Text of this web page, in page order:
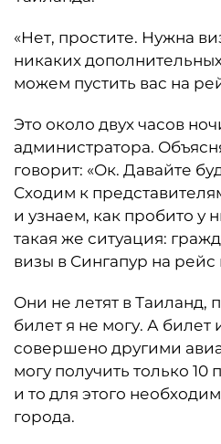
«Нет, простите. Нужна
никаких
можем пустить вас на
Это около двух часов
администратора.
говорит: «Ок. Давайте
Сходим к
и узнаем, как пробито у
такая же ситуация:
визы в Сингапур на рейс
Они не летят в Таиланд,
билет я не могу. А билет
совершено другими
могу получить только 10
и то для этого
города.